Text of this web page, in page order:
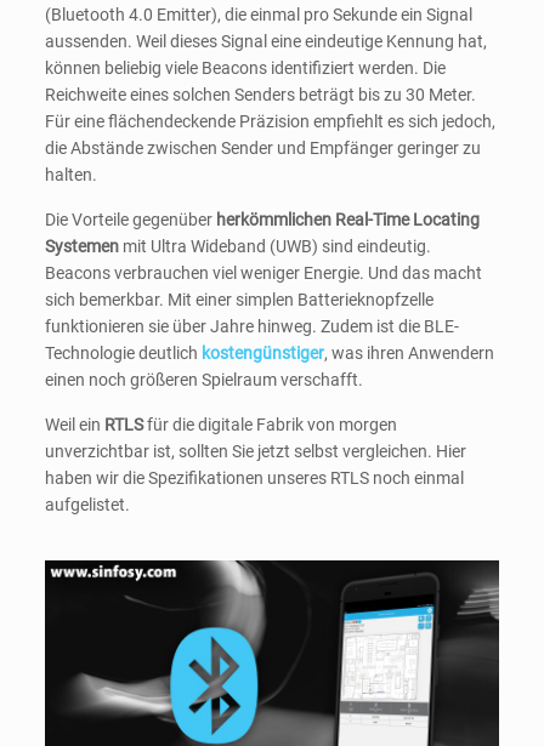
(Bluetooth 4.0 Emitter), die einmal pro Sekunde ein Signal
aussenden. Weil dieses Signal eine eindeutige Kennung hat,
können beliebig viele Beacons identifiziert werden. Die
Reichweite eines solchen Senders beträgt bis zu 30 Meter.
Für eine flächendeckende Präzision empfiehlt es sich jedoch,
die Abstände zwischen Sender und Empfänger geringer zu
halten.
Die Vorteile gegenüber herkömmlichen Real-Time Locating
Systemen mit Ultra Wideband (UWB) sind eindeutig.
Beacons verbrauchen viel weniger Energie. Und das macht
sich bemerkbar. Mit einer simplen Batterieknopfzelle
funktionieren sie über Jahre hinweg. Zudem ist die BLE-
Technologie deutlich kostengünstiger, was ihren Anwendern
einen noch größeren Spielraum verschafft.
Weil ein RTLSfür die digitale Fabrik von morgen
unverzichtbar ist, sollten Sie jetzt selbst vergleichen. Hier
haben wir die Spezifikationen unseres RTLS noch einmal
aufgelistet.